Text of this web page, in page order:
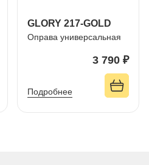
GLORY 217-GOLD
Оправа универсальная
3 790 ₽
Подробнее